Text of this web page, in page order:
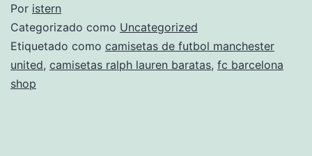
Por istern
Categorizado como Uncategorized
Etiquetado como camisetas de futbol manchester
united, camisetas ralph lauren baratas, fc barcelona
shop